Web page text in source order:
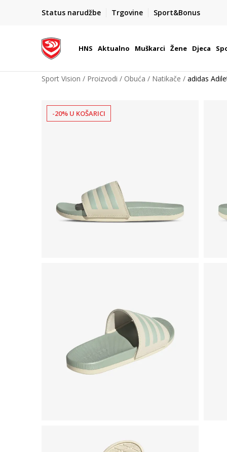
Status narudžbe Trgovine Sport&Bonus
BOX NOW
Dostava 1,50 €
| Više od 800 paketomata u Hrvatskoj
HNS Aktualno Muškarci Žene Djeca
Sport Vision Proizvodi Obuća Natikače adidas
-20% U KOŠARICI